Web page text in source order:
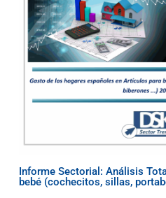
Informe Sectorial: Análisis
bebé (cochecitos, sillas,